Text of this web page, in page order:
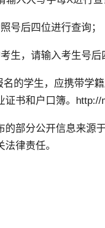
号后四位进行查询；
生，请输入考生号后
的学生，应携带学
书和户口簿。
部分公开信息来源
律责任。